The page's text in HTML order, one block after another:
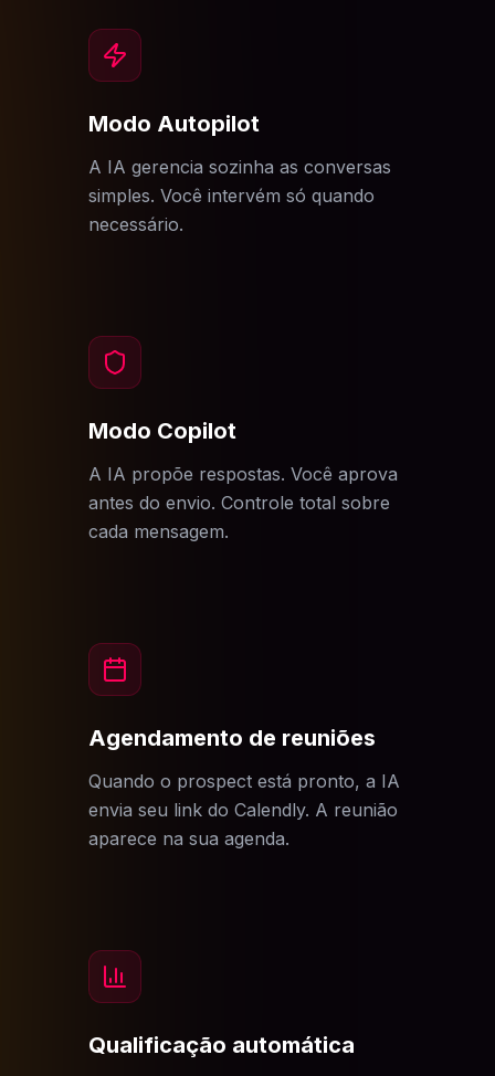
Modo Autopilot
A IA gerencia sozinha as conversas
simples. Você intervém só quando
necessário.
Modo Copilot
A IA propõe respostas. Você aprova
antes do envio. Controle total sobre
cada mensagem.
Agendamento de reuniões
Quando o prospect está pronto, a IA
envia seu link do Calendly. A reunião
aparece na sua agenda.
Qualificação automática